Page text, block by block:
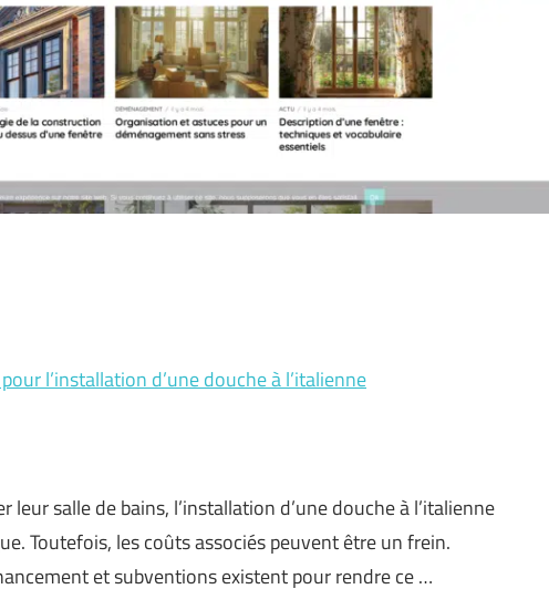
l’installation d’une douche à l’italienne
salle de bains, l’installation d’une douche à l’italienne
Toutefois, les coûts associés peuvent être un frein.
et subventions existent pour rendre ce …